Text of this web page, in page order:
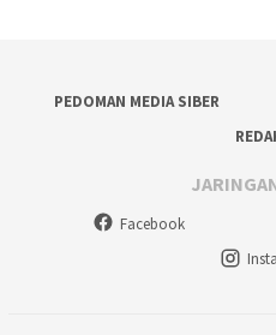
PEDOMAN MEDIA SIBER
Facebook